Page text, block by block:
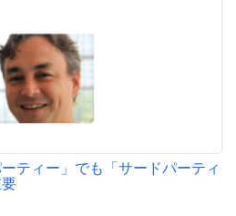
ティー」でも「サードパーティ